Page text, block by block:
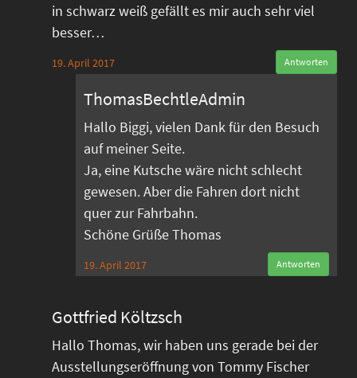
in schwarz weiß gefällt es mir auch sehr viel
besser…
19. April 2017 Antworten
ThomasBechtleAdmin
Hallo Biggi, vielen Dank für den Besuch
auf meiner Seite.
Ja, eine Kutsche wäre nicht schlecht
gewesen. Aber die Fahren dort nicht
quer zur Fahrbahn.
Schöne Grüße Thomas
19. April 2017 Antworten
Gottfried Költzsch
Hallo Thomas, wir haben uns gerade bei der
Ausstellungseröffnung von Tommy Fischer